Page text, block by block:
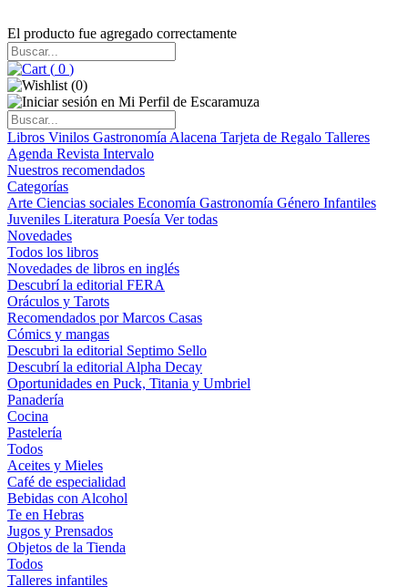
El producto fue agregado correctamente
( 0 )
(0)
Libros Vinilos Gastronomía Alacena Tarjeta de Regalo Talleres
Agenda Revista Intervalo
Nuestros recomendados
Categorías
Arte Ciencias sociales Economía Gastronomía Género Infantiles
Juveniles Literatura Poesía Ver todas
Novedades
Todos los libros
Novedades de libros en inglés
Descubrí la editorial FERA
Oráculos y Tarots
Recomendados por Marcos Casas
Cómics y mangas
Descubri la editorial Septimo Sello
Descubrí la editorial Alpha Decay
Oportunidades en Puck, Titania y Umbriel
Panadería
Cocina
Pastelería
Todos
Aceites y Mieles
Café de especialidad
Bebidas con Alcohol
Te en Hebras
Jugos y Prensados
Objetos de la Tienda
Todos
Talleres infantiles